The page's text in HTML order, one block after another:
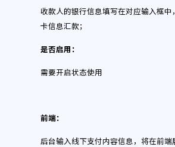
收款人的银行信息填写在对应输入框中
卡信息汇款；
是否启用 ：
需要开启状态使用
前端：
后台输入线下支付内容信息，将在前端